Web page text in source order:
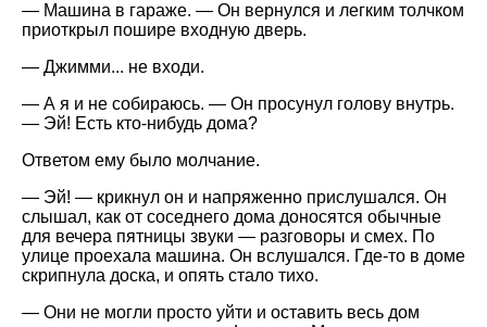
— Машина в гараже. — Он вернулся и легким толчком
приоткрыл пошире входную дверь.
— Джимми... не входи.
— А я и не собираюсь. — Он просунул голову внутрь.
— Эй! Есть кто-нибудь дома?
Ответом ему было молчание.
— Эй! — крикнул он и напряженно прислушался. Он
слышал, как от соседнего дома доносятся обычные
для вечера пятницы звуки — разговоры и смех. По
улице проехала машина. Он вслушался. Где-то в доме
скрипнула доска, и опять стало тихо.
— Они не могли просто уйти и оставить весь дом